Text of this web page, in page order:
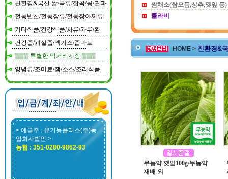
친환경&국산 쌀/곡류/잡곡/콩/견과
전통반찬/전통장류/전통장아찌류
기타식품/건강식품/차류/가루/환
건강즙/과실즙/엑기스/즙마트
▒▒▒ 특별한 먹거리시장 ▒▒▒
양념류/조미료/잼/소스/조리식품
< 예금주 : 유기농플러스(주)농
업회사법인 >
농협 : 351-0280-9862-93
쌈채소(쌈모듬,상추,깻잎 등)
콜라비
HOME > 친환경&
무농약 깻잎100g/무농약
재배 외